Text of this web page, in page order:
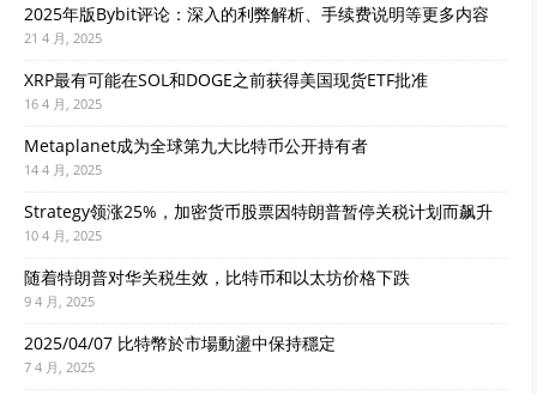
2025年版Bybit评论：深入的利弊解析、手续费说明等更多内容
21 4 月, 2025
XRP最有可能在SOL和DOGE之前获得美国现货ETF批准
16 4 月, 2025
Metaplanet成为全球第九大比特币公开持有者
14 4 月, 2025
Strategy领涨25%，加密货币股票因特朗普暂停关税计划而飙升
10 4 月, 2025
随着特朗普对华关税生效，比特币和以太坊价格下跌
9 4 月, 2025
2025/04/07 比特幣於市場動盪中保持穩定
7 4 月, 2025